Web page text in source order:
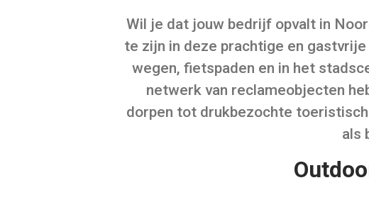
Wil je dat jouw bedrijf opvalt in
te zijn in deze prachtige en
wegen, fietspaden en in het
netwerk van reclameobjecten
dorpen tot drukbezochte
als